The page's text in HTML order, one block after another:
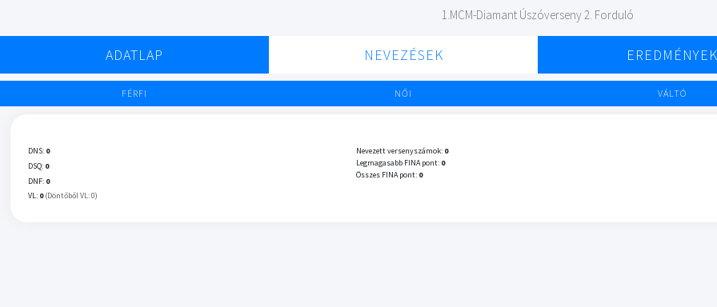
1.MCM-Diamant Úszóverseny 2. Forduló
ADATLAP NEVEZÉSEK EREDMÉNYEK
FÉRFI NŐI VÁLTÓ
DNS: 0
DSQ: 0
DNF: 0
VL: 0 (Döntőből VL: 0)
Nevezett versenyszámok: 0
Legmagasabb FINA pont: 0
Összes FINA pont: 0